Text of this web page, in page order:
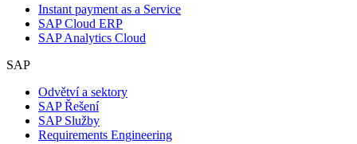
Instant payment as a Service
SAP Cloud ERP
SAP Analytics Cloud
SAP
Odvětví a sektory
SAP Řešení
SAP Služby
Requirements Engineering